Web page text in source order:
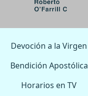
Devoción a la Virgen
Bendición Apostólica
Horarios en TV